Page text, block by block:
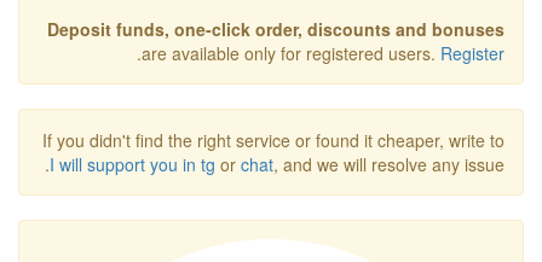
Deposit funds, one-click order, discounts and bonuses
are available only for registered users. Register
.
If you didn't find the right service or found it cheaper, write to
I will support you in tg or chat, and we will resolve any issue.